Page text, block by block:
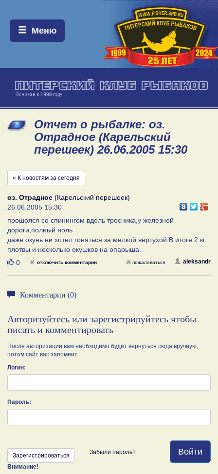
Меню:
Меню
Отчет о рыбалке: оз.
Отрадное (Карельский
перешеек) 26.06.2005 15:30
« К новостям за сегодня
оз. Отрадное (Карельский перешеек)
26.06.2005 15:30
прошолся со спинингом вдоль тросника,у железной
дороги,полный ноль
даже окунь ни хотел гоняться за мелкой вертухой.В итоге 2 кг
плотвы и несколько окушков на опарыша.
Нравится
0 отключить комментарии aleksandr
пожаловаться
Комментарии (0)
Авторизуйтесь или зарегистрируйтесь чтобы
писать и комментировать
После авторизации вам необходимо будет вернуться сюда вручную,
потом сайт вас запомнит
Логин:
Пароль:
Войти
Зарегистрироваться Забыли пароль?
Внимание!